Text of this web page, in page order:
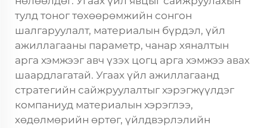
тулд тоног төхөөрөмжийн сонгон
шалгаруулалт, материалын бүрдэл, үйл
ажиллагааны параметр, чанар хяналтын
арга хэмжээг авч үзэх цогц арга хэмжээ авах
шаардлагатай. Угаах үйл ажиллагаанд
стратегийн сайжруулалтыг хэрэгжүүлдэг
компаниуд материалын хэрэглээ,
хөдөлмөрийн өртөг, үйлдвэрлэлийн